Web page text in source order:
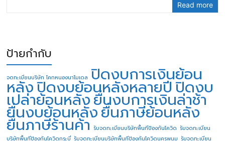
Read more
ป้ายกำกับ
จดทะเบียนบริษัท โคกหนองนาโมเดล ปิดงบการเงินย้อน
หลังปิดงบย้อนหลังหลายปี ปิดงบ
เปล่าย้อนหลังยื่นงบการเงินล่าช้า
ยื่นงบย้อนหลังยื่นภาษีย้อนหลัง
ยื่นภาษีร้านค้า รับจดทะเบียนบริษัทพื้นทีป้องกันโควิด รับจดทะเบียน
บริษัทพื้นทีป้องกันโควิดกระบี่ รับจดทะเบียนบริษัทพื้นทีป้องกันโควิดนครพนม รับจดทะเบียน